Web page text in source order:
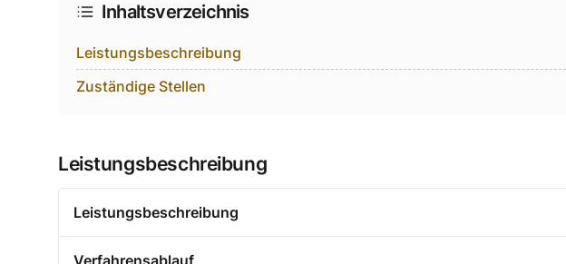
Inhaltsverzeichnis
Leistungsbeschreibung
Zuständige Stellen
Leistungsbeschreibung
Leistungsbeschreibung